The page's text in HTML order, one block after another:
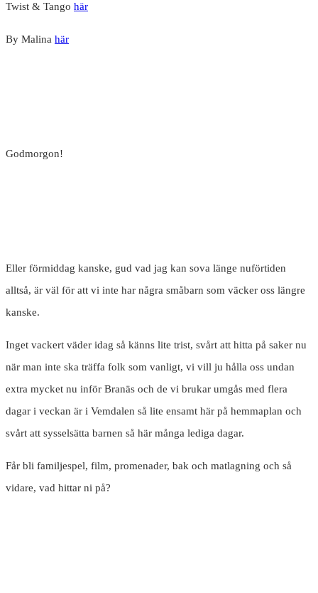
Twist & Tango här
By Malina här
Godmorgon!
Eller förmiddag kanske, gud vad jag kan sova länge nuförtiden
alltså, är väl för att vi inte har några småbarn som väcker oss längre
kanske.
Inget vackert väder idag så känns lite trist, svårt att hitta på saker nu
när man inte ska träffa folk som vanligt, vi vill ju hålla oss undan
extra mycket nu inför Branäs och de vi brukar umgås med flera
dagar i veckan är i Vemdalen så lite ensamt här på hemmaplan och
svårt att sysselsätta barnen så här många lediga dagar.
Får bli familjespel, film, promenader, bak och matlagning och så
vidare, vad hittar ni på?